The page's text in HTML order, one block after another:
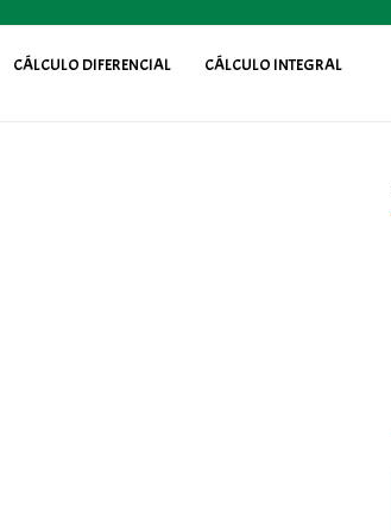
CÁLCULO DIFERENCIAL CÁLCULO INTEGRAL